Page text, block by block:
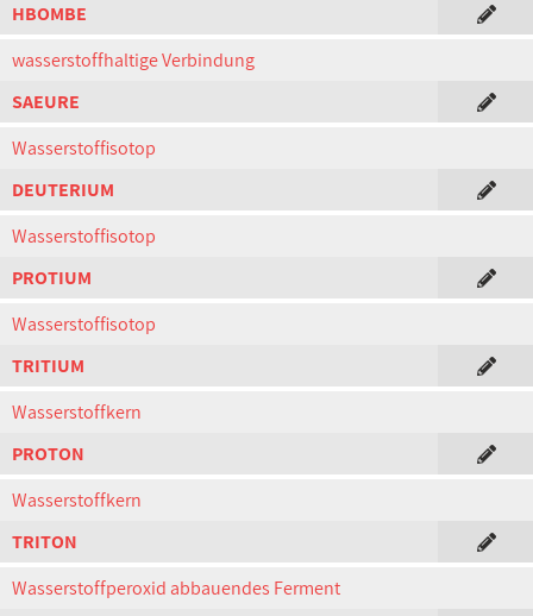
HBOMBE
wasserstoffhaltige Verbindung
SAEURE
Wasserstoffisotop
DEUTERIUM
Wasserstoffisotop
PROTIUM
Wasserstoffisotop
TRITIUM
Wasserstoffkern
PROTON
Wasserstoffkern
TRITON
Wasserstoffperoxid abbauendes Ferment